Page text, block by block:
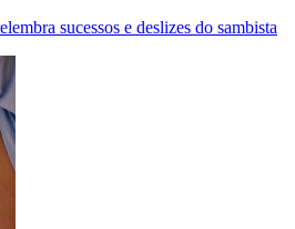
sucessos e deslizes do sambista